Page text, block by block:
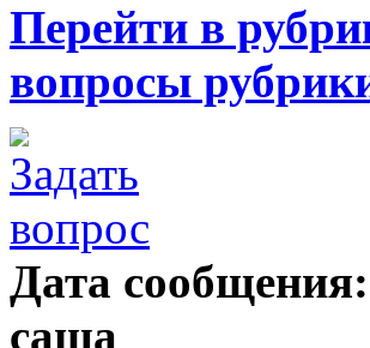
Перейти в
вопросы
Дата сообщения:
саша